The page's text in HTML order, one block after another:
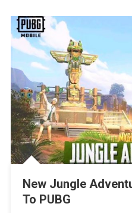
New Jungle
To PUBG